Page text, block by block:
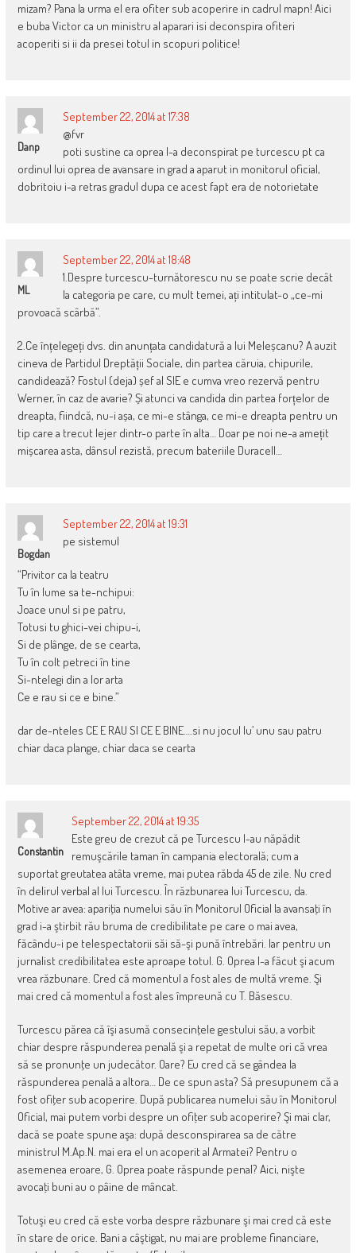
mizam? Pana la urma el era ofiter sub acoperire in cadrul mapn! Aici
e buba Victor ca un ministru al aparari isi deconspira ofiteri
acoperiti si ii da presei totul in scopuri politice!
Danp
September 22, 2014 at 17:38
@fvr
poti sustine ca oprea l-a deconspirat pe turcescu pt ca
ordinul lui oprea de avansare in grad a aparut in monitorul oficial,
dobritoiu i-a retras gradul dupa ce acest fapt era de notorietate
ML
September 22, 2014 at 18:48
1.Despre turcescu-turnătorescu nu se poate scrie decât
la categoria pe care, cu mult temei, ați intitulat-o „ce-mi
provoacă scârbă”.
2.Ce înțelegeți dvs. din anunțata candidatură a lui Meleșcanu? A auzit
cineva de Partidul Dreptății Sociale, din partea căruia, chipurile,
candidează? Fostul (deja) șef al SIE e cumva vreo rezervă pentru
Werner, în caz de avarie? Și atunci va candida din partea forțelor de
dreapta, fiindcă, nu-i așa, ce mi-e stânga, ce mi-e dreapta pentru un
tip care a trecut lejer dintr-o parte în alta… Doar pe noi ne-a amețit
mișcarea asta, dânsul rezistă, precum bateriile Duracell…
Bogdan
September 22, 2014 at 19:31
pe sistemul
“Privitor ca la teatru
Tu în lume sa te-nchipui:
Joace unul si pe patru,
Totusi tu ghici-vei chipu-i,
Si de plânge, de se cearta,
Tu în colt petreci în tine
Si-ntelegi din a lor arta
Ce e rau si ce e bine.”
dar de-nteles CE E RAU SI CE E BINE….si nu jocul lu’ unu sau patru
chiar daca plange, chiar daca se cearta
Constantin
September 22, 2014 at 19:35
Este greu de crezut că pe Turcescu l-au năpădit
remuşcările taman în campania electorală; cum a
suportat greutatea atâta vreme, mai putea răbda 45 de zile. Nu cred
în delirul verbal al lui Turcescu. În răzbunarea lui Turcescu, da.
Motive ar avea: apariţia numelui său în Monitorul Oficial la avansaţi în
grad i-a ştirbit rău bruma de credibilitate pe care o mai avea,
făcându-i pe telespectatorii săi să-şi pună întrebări. Iar pentru un
jurnalist credibilitatea este aproape totul. G. Oprea l-a făcut şi acum
vrea răzbunare. Cred că momentul a fost ales de multă vreme. Şi
mai cred că momentul a fost ales împreună cu T. Băsescu.
Turcescu părea că îşi asumă consecinţele gestului său, a vorbit
chiar despre răspunderea penală şi a repetat de multe ori că vrea
să se pronunţe un judecător. Oare? Eu cred că se gândea la
răspunderea penală a altora… De ce spun asta? Să presupunem că a
fost ofiţer sub acoperire. După publicarea numelui său în Monitorul
Oficial, mai putem vorbi despre un ofiţer sub acoperire? Şi mai clar,
dacă se poate spune aşa: după desconspirarea sa de către
ministrul M.Ap.N. mai era el un acoperit al Armatei? Pentru o
asemenea eroare, G. Oprea poate răspunde penal? Aici, nişte
avocaţi buni au o pâine de mâncat.
Totuşi eu cred că este vorba despre răzbunare şi mai cred că este
în stare de orice. Bani a câştigat, nu mai are probleme financiare,